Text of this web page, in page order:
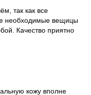
так как все
необходимые вещицы
Качество приятно
кожу вполне